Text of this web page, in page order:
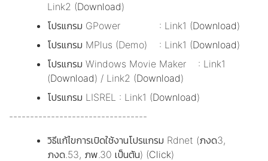
Link2 (Download)
โปรแกรม GPower : Link1 (Download)
โปรแกรม MPlus (Demo) : Link1 (Download)
โปรแกรม Windows Movie Maker : Link1
(Download) / Link2 (Download)
โปรแกรม LISREL : Link1 (Download)
---------------------------------
วิธีแก้ไขการเปิดใช้งานโปรแกรม Rdnet (ภงด3,
ภงด.53, ภพ.30 เป็นต้น) (Click)